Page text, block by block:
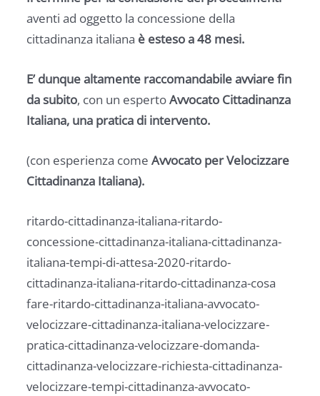
aventi ad oggetto la concessione della
cittadinanza italiana è esteso a 48 mesi.
E’ dunque altamente raccomandabile avviare fin
da subito, con un espertoAvvocato Cittadinanza
Italiana, una pratica di intervento.
(con esperienza come Avvocato per Velocizzare
Cittadinanza Italiana).
ritardo-cittadinanza-italiana-ritardo-
concessione-cittadinanza-italiana-cittadinanza-
italiana-tempi-di-attesa-2020-ritardo-
cittadinanza-italiana-ritardo-cittadinanza-cosa
fare-ritardo-cittadinanza-italiana-avvocato-
velocizzare-cittadinanza-italiana-velocizzare-
pratica-cittadinanza-velocizzare-domanda-
cittadinanza-velocizzare-richiesta-cittadinanza-
velocizzare-tempi-cittadinanza-avvocato-